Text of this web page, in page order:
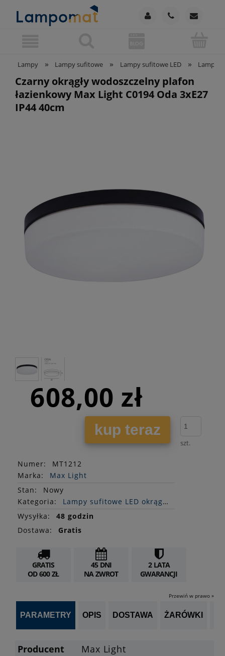
Lampy » Lampy sufitowe » Lampy sufitowe LED » Lampy
Czarny okrągły wodoszczelny plafon
łazienkowy Max Light C0194 Oda 3xE27
IP44 40cm
608,00 zł
kup teraz
szt.
Numer:
MT1212
Marka:
Max Light
Stan:
Nowy
Kategoria:
Lampy sufitowe LED okrągłe
Wysyłka:
48 godzin
Dostawa:
Gratis
GRATIS
OD 600 ZŁ
45 DNI
NA ZWROT
2 LATA
GWARANCJI
Przewiń w prawo »
PARAMETRY OPIS DOSTAWA ŻARÓWKI
Producent
Max Light